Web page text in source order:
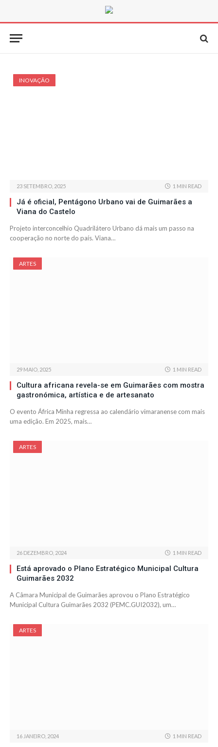
INOVAÇÃO
23 SETEMBRO, 2025 1 MIN READ
Já é oficial, Pentágono Urbano vai de Guimarães a
Viana do Castelo
Projeto interconcelhio Quadrilátero Urbano dá mais um passo na
cooperação no norte do país. Viana…
ARTES
29 MAIO, 2025 1 MIN READ
Cultura africana revela-se em Guimarães com mostra
gastronómica, artística e de artesanato
O evento África Minha regressa ao calendário vimaranense com mais
uma edição. Em 2025, mais…
ARTES
26 DEZEMBRO, 2024 1 MIN READ
Está aprovado o Plano Estratégico Municipal Cultura
Guimarães 2032
A Câmara Municipal de Guimarães aprovou o Plano Estratégico
Municipal Cultura Guimarães 2032 (PEMC.GUI2032), um…
ARTES
16 JANEIRO, 2024 1 MIN READ